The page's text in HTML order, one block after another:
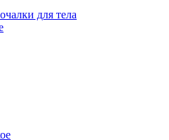
для тела